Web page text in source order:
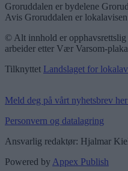
Groruddalen er bydelene
Avis Groruddalen er
© Alt innhold er
arbeider etter Vær Varsom-
Tilknyttet Landslaget for
Meld deg på vårt nyhetsbrev
Personvern og datalagring
Ansvarlig redaktør: Hjalmar
Powered by Appex Publish